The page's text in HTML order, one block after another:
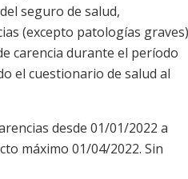
seguro de salud,
(excepto patologías graves)
carencia durante el período
el cuestionario de salud al
desde 01/01/2022 a
máximo 01/04/2022. Sin